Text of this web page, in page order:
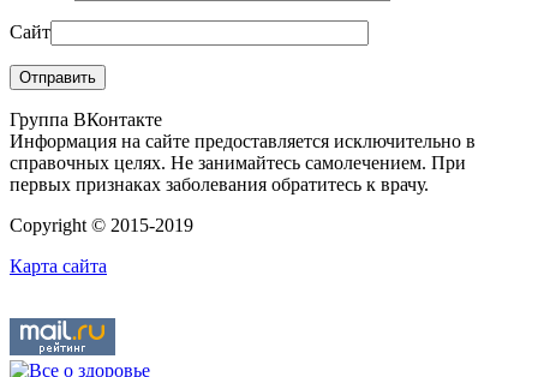
Сайт
Группа ВКонтакте
Информация на сайте предоставляется исключительно в
справочных целях. Не занимайтесь самолечением. При
первых признаках заболевания обратитесь к врачу.
Copyright © 2015-2019
Карта сайта